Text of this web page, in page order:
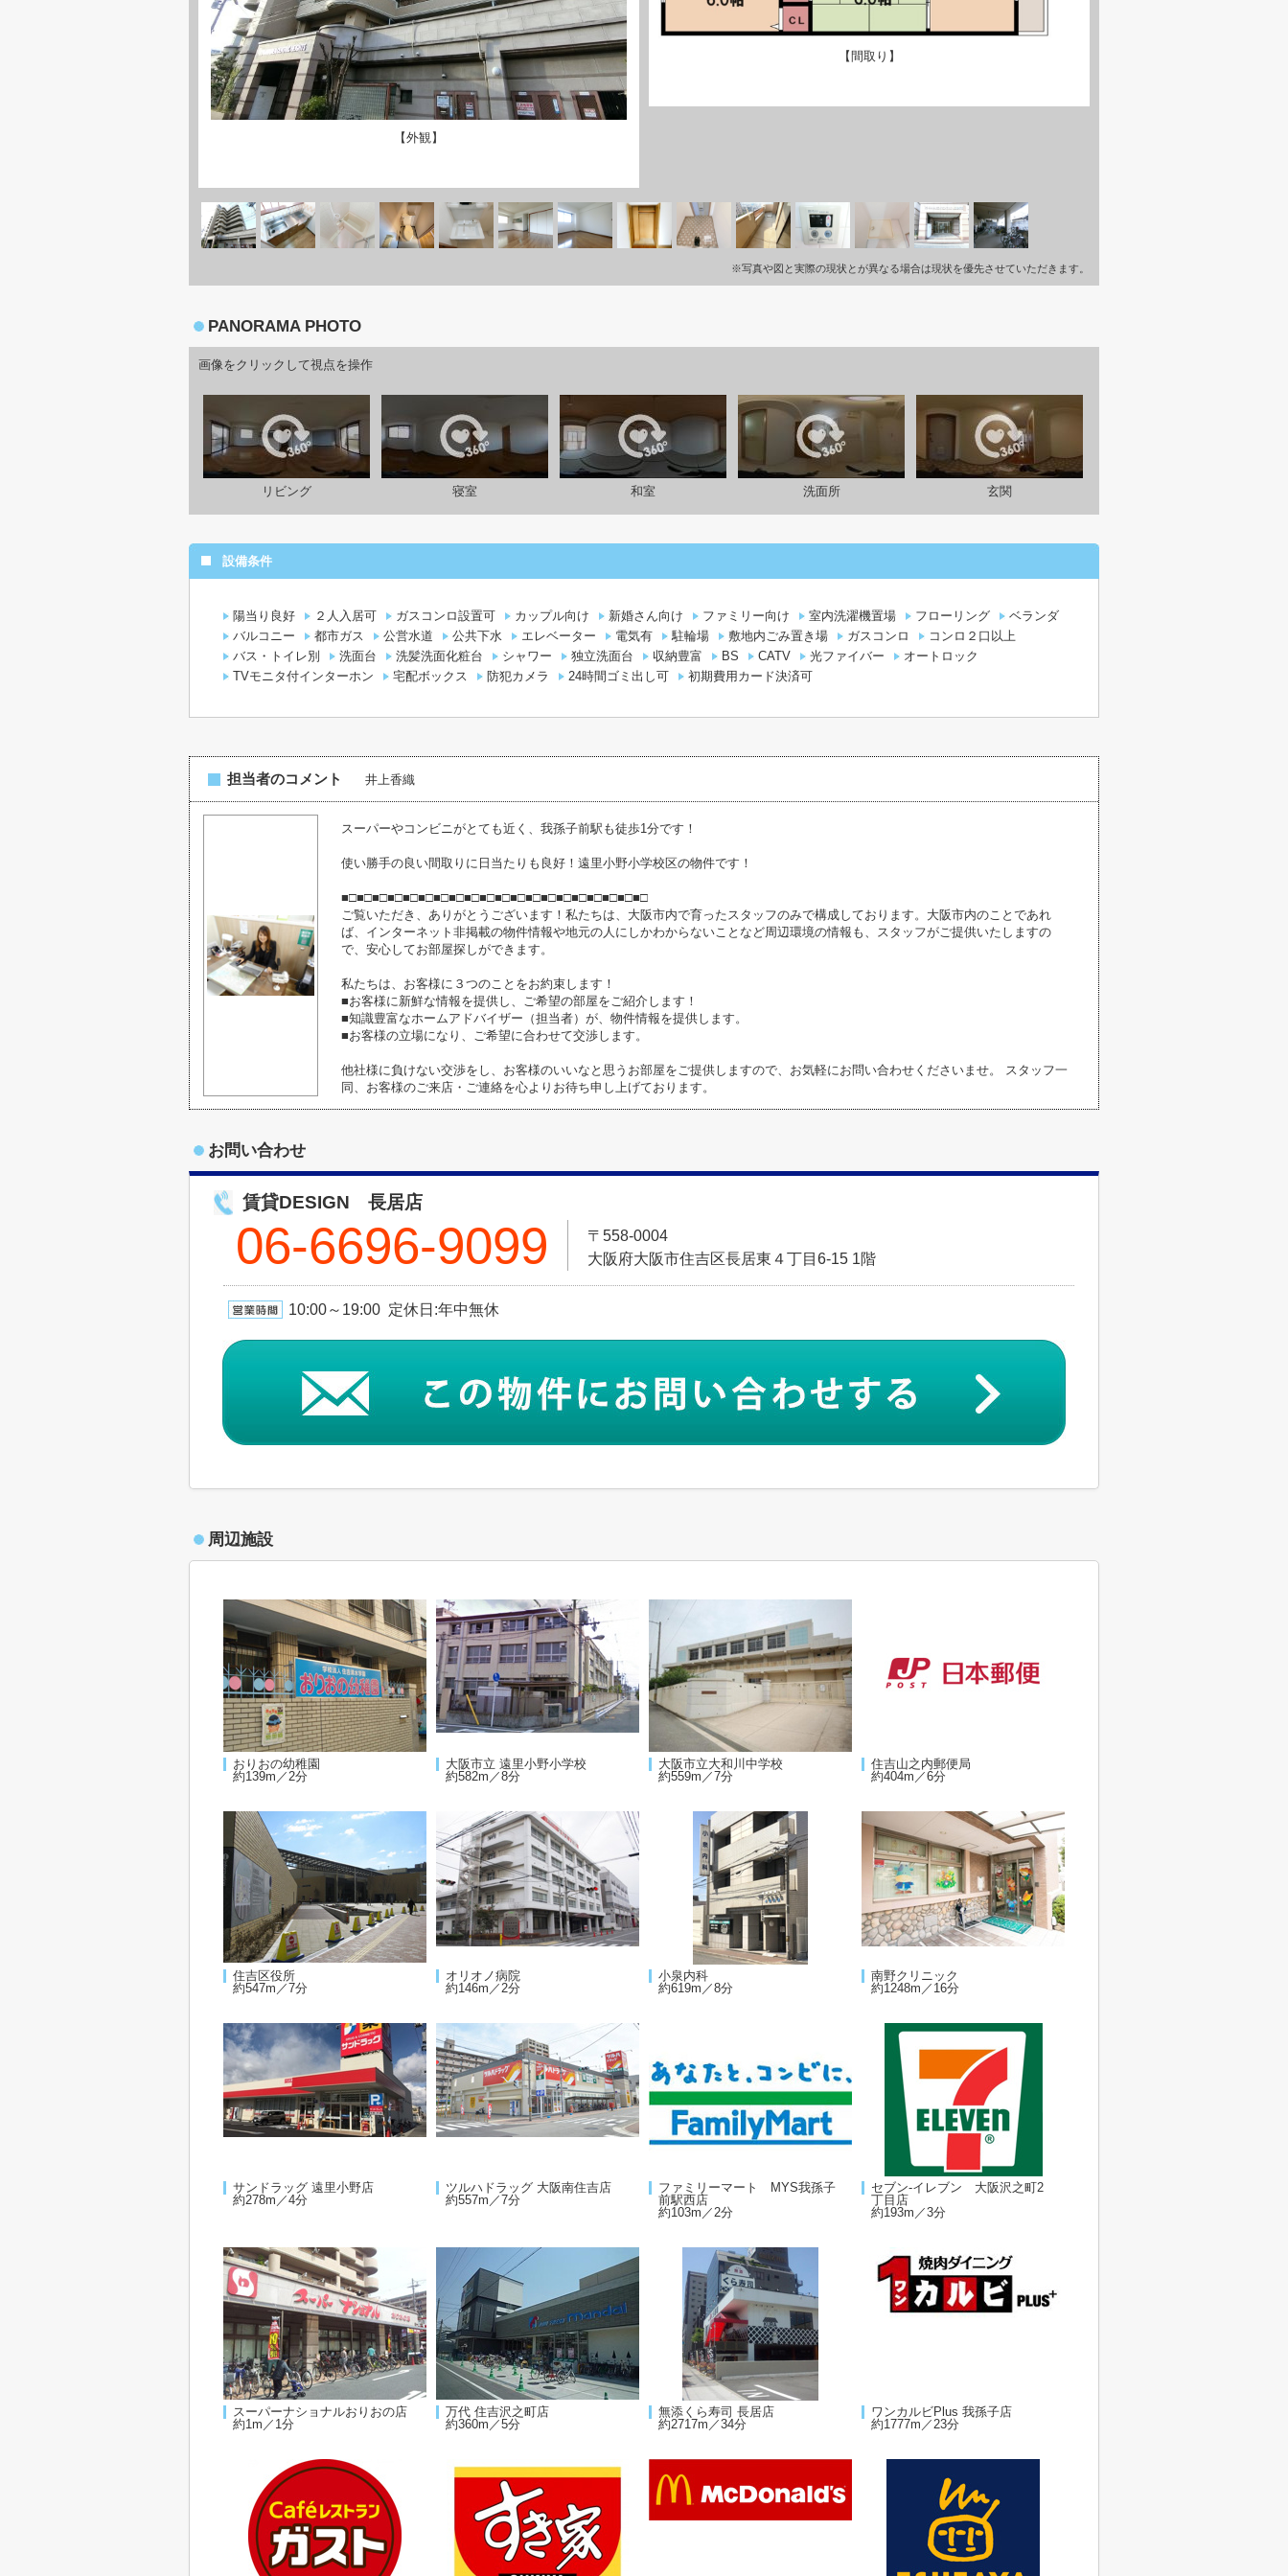
【外観】
【間取り】
※写真や図と実際の現状とが異なる場合は現状を優先させていただきます。
PANORAMA PHOTO
画像をクリックして視点を操作
リビング 寝室 和室 洗面所 玄関
設備条件
陽当り良好 ２人入居可 ガスコンロ設置可 カップル向け 新婚さん向け ファミリー向け 室内洗濯機置場 フローリング
ベランダ
バルコニー
都市ガス 公営水道 公共下水 エレベーター 電気有 駐輪場 敷地内ごみ置き場 ガスコンロ
コンロ２口以上
バス・トイレ別
洗面台 洗髪洗面化粧台 シャワー 独立洗面台 収納豊富 BS CATV 光ファイバー
オートロック
TVモニタ付インターホン
宅配ボックス 防犯カメラ 24時間ゴミ出し可 初期費用カード決済可
担当者のコメント 井上香織
スーパーやコンビニがとても近く、我孫子前駅も徒歩1分です！
使い勝手の良い間取りに日当たりも良好！遠里小野小学校区の物件です！
■□■□■□■□■□■□■□■□■□■□■□■□■□■□■□■□■□■□■□■□
ご覧いただき、ありがとうございます！私たちは、大阪市内で育ったスタッフのみで構成しております。大阪市内のことであれ
ば、インターネット非掲載の物件情報や地元の人にしかわからないことなど周辺環境の情報も、スタッフがご提供いたしますの
で、安心してお部屋探しができます。
私たちは、お客様に３つのことをお約束します！
■お客様に新鮮な情報を提供し、ご希望の部屋をご紹介します！
■知識豊富なホームアドバイザー（担当者）が、物件情報を提供します。
■お客様の立場になり、ご希望に合わせて交渉します。
他社様に負けない交渉をし、お客様のいいなと思うお部屋をご提供しますので、お気軽にお問い合わせくださいませ。 スタッフ一
同、お客様のご来店・ご連絡を心よりお待ち申し上げております。
お問い合わせ
賃貸DESIGN 長居店
06-6696-9099
〒558-0004
大阪府大阪市住吉区長居東４丁目6-15 1階
10:00～19:00 定休日:年中無休
周辺施設
おりおの幼稚園
約139m／2分
大阪市立 遠里小野小学校
約582m／8分
大阪市立大和川中学校
約559m／7分
住吉山之内郵便局
約404m／6分
住吉区役所
約547m／7分
オリオノ病院
約146m／2分
小泉内科
約619m／8分
南野クリニック
約1248m／16分
サンドラッグ 遠里小野店
約278m／4分
ツルハドラッグ 大阪南住吉店
約557m／7分
ファミリーマート MYS我孫子
前駅西店
約103m／2分
セブン-イレブン 大阪沢之町2
丁目店
約193m／3分
スーパーナショナルおりおの店
約1m／1分
万代 住吉沢之町店
約360m／5分
無添くら寿司 長居店
約2717m／34分
ワンカルビPlus 我孫子店
約1777m／23分